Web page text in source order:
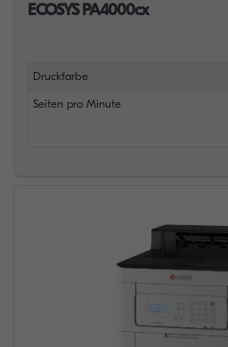
ECOSYS PA4000cx
Druckfarbe
Seiten pro Minute